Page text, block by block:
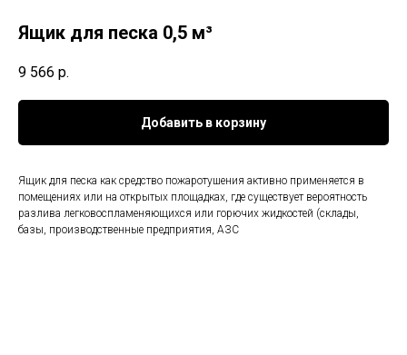
Ящик для песка 0,5 м³
9 566 р.
Добавить в корзину
Ящик для песка как средство пожаротушения активно применяется в
помещениях или на открытых площадках, где существует вероятность
разлива легковоспламеняющихся или горючих жидкостей (склады,
базы, производственные предприятия, АЗС